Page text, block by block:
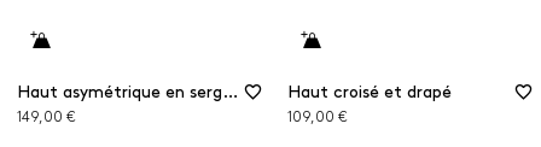
Haut asymétrique en sergé de viscose
149,00 €
Haut croisé et drapé
109,00 €